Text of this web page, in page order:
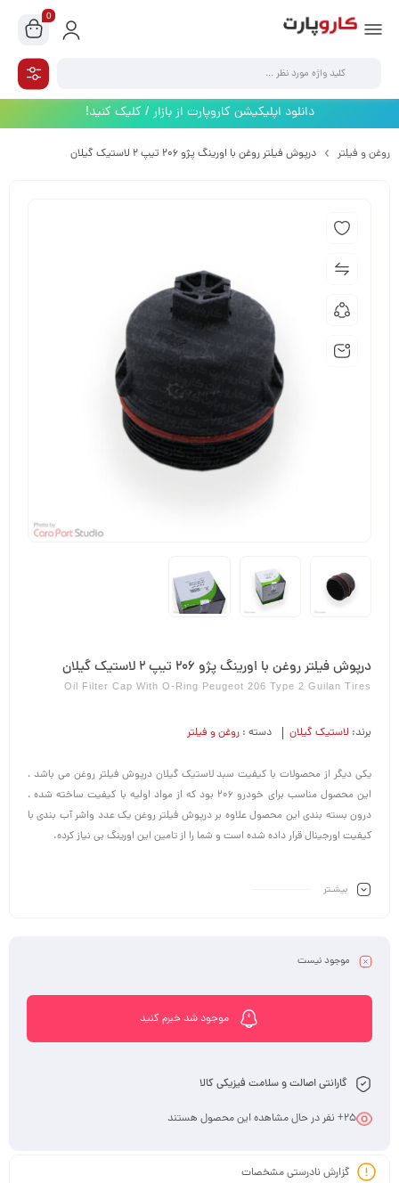
0
دانلود اپلیکیشن کاروپارت از بازار / کلیک کنید!
روغن و فیلتر درپوش فیلتر روغن با اورینگ پژو 206 تیپ 2 لاستیک گیلان
درپوش فیلتر روغن با اورینگ پژو 206 تیپ 2 لاستیک گیلان
Oil Filter Cap With O-Ring Peugeot 206 Type 2 Guilan Tires
برند: لاستیک گیلان دسته : روغن و فیلتر
یکی دیگر از محصولات با کیفیت سبد لاستیک گیلان درپوش فیلتر روغن می باشد ،
این محصول مناسب برای خودرو 206 بود که از مواد اولیه با کیفیت ساخته شده ،
درون بسته بندی این محصول علاوه بر درپوش فیلتر روغن یک عدد واشر آب بندی با
کیفیت اورجینال قرار داده شده است و شما را از تامین این اورینگ بی نیاز کرده.
بیشـتر
موجود نیست
موجود شد خبرم کنید
گارانتی اصالت و سلامت فیزیکی کالا
25+ نفر در حال مشاهده این محصول هستند
گزارش نادرستی مشخصات